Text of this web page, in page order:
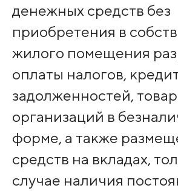
денежных средств без
приобретения в
жилого помещения
оплаты налогов,
задолженностей,
организаций в
форме, а также
средств на вкладах,
случае наличия